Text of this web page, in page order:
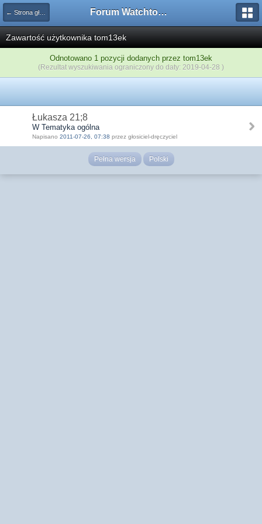
← Strona główna Forum Watchtower
Zawartość użytkownika tom13ek
Odnotowano 1 pozycji dodanych przez tom13ek
(Rezultat wyszukiwania ograniczony do daty: 2019-04-28 )
Łukasza 21;8
W Tematyka ogólna
Napisano 2011-07-26, 07:38 przez głosiciel-dręczyciel
Pełna wersja Polski